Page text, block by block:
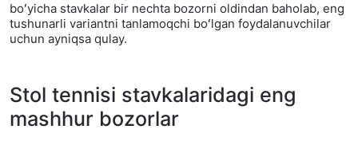
boʻyicha stavkalar bir nechta bozorni oldindan baholab, eng
tushunarli variantni tanlamoqchi boʻlgan foydalanuvchilar
uchun ayniqsa qulay.
Stol tennisi stavkalaridagi eng
mashhur bozorlar